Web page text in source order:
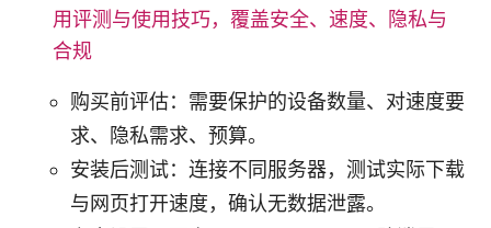
用评测与使用技巧，覆盖安全、速度、隐私与
合规
购买前评估：需要保护的设备数量、对速度要
求、隐私需求、预算。
安装后测试：连接不同服务器，测试实际下载
与网页打开速度，确认无数据泄露。